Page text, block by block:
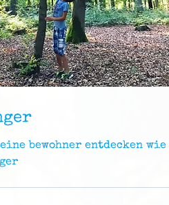
bewohner entdecken wie